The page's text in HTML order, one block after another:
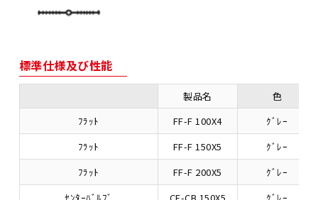
標準仕様及び性能
製品名
色
ﾌﾗｯﾄ
FF-F 100X4
ｸﾞﾚｰ
ﾌﾗｯﾄ
FF-F 150X5
ｸﾞﾚｰ
ﾌﾗｯﾄ
FF-F 200X5
ｸﾞﾚｰ